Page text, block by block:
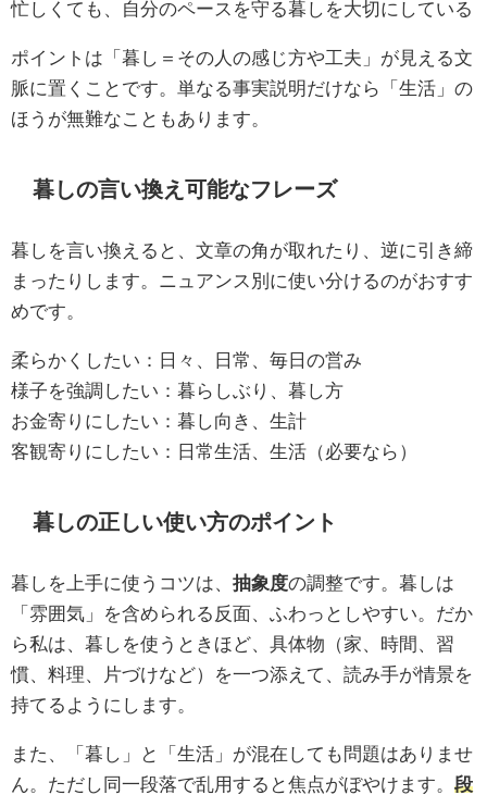
忙しくても、自分のペースを守る暮しを大切にしている
ポイントは「暮し＝その人の感じ方や工夫」が見える文
脈に置くことです。単なる事実説明だけなら「生活」の
ほうが無難なこともあります。
暮しの言い換え可能なフレーズ
暮しを言い換えると、文章の角が取れたり、逆に引き締
まったりします。ニュアンス別に使い分けるのがおすす
めです。
柔らかくしたい：日々、日常、毎日の営み
様子を強調したい：暮らしぶり、暮し方
お金寄りにしたい：暮し向き、生計
客観寄りにしたい：日常生活、生活（必要なら）
暮しの正しい使い方のポイント
暮しを上手に使うコツは、 抽象度の調整です。暮しは
「雰囲気」を含められる反面、ふわっとしやすい。だか
ら私は、暮しを使うときほど、具体物（家、時間、習
慣、料理、片づけなど）を一つ添えて、読み手が情景を
持てるようにします。
また、「暮し」と「生活」が混在しても問題はありませ
ん。ただし同一段落で乱用すると焦点がぼやけます。 段